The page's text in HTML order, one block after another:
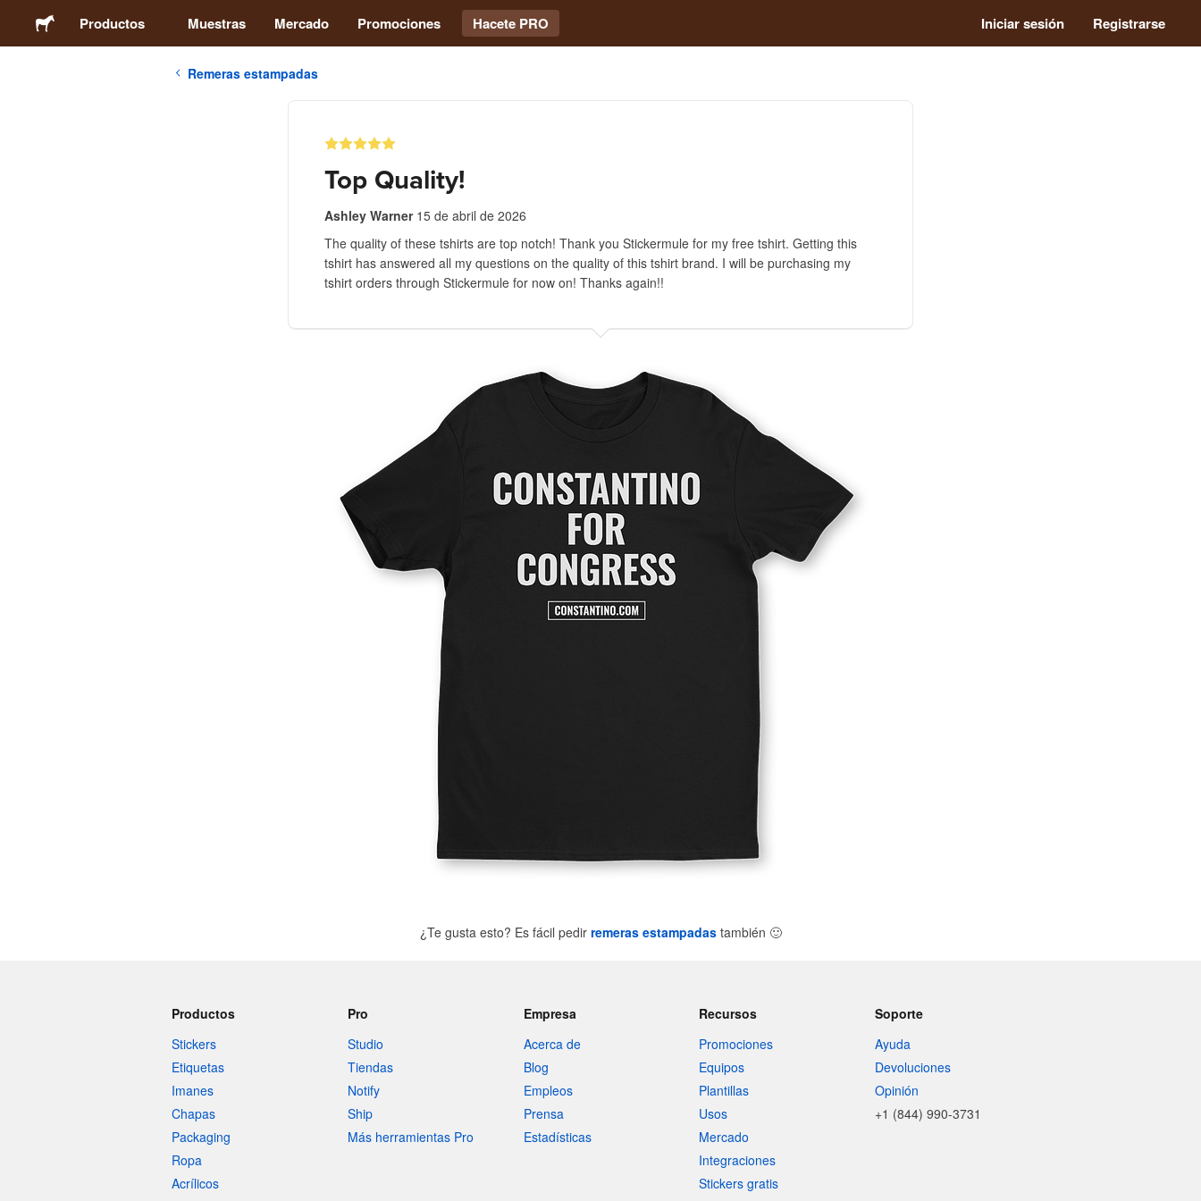
Productos Muestras Mercado Promociones Hacete PRO Iniciar sesión Registrarse
Remeras estampadas
Top Quality!
Ashley Warner 15 de abril de 2026
The quality of these tshirts are top notch! Thank you Stickermule for my free tshirt. Getting this
tshirt has answered all my questions on the quality of this tshirt brand. I will be purchasing my
tshirt orders through Stickermule for now on! Thanks again!!
¿Te gusta esto? Es fácil pedir remeras estampadastambién 🙂
Productos
Stickers
Etiquetas
Imanes
Chapas
Packaging
Ropa
Acrílicos
Pro
Studio
Tiendas
Notify
Ship
Más herramientas Pro
Empresa
Acerca de
Blog
Empleos
Prensa
Estadísticas
Recursos
Promociones
Equipos
Plantillas
Usos
Mercado
Integraciones
Stickers gratis
Soporte
Ayuda
Devoluciones
Opinión
+1 (844) 990-3731